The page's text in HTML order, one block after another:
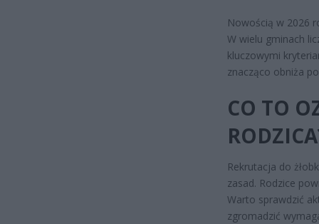
Nowością w 2026
W wielu gminach
kluczowymi
znacząco obniża
CO TO
Rekrutacja do
zasad. Rodzice
Warto sprawdzić
zgromadzić